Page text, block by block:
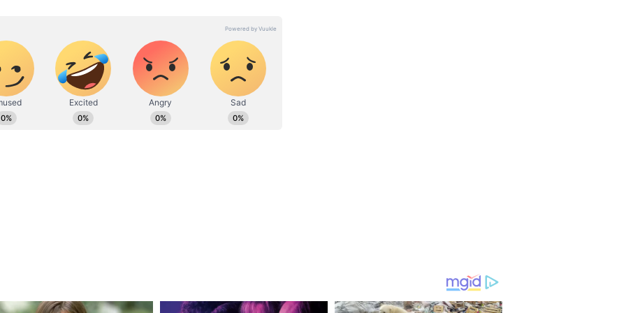
सुपरहिट!
और फ्यूचर-रेडी आईफोन ढूंढ रहे हैं, तो आईफोन 16
चाहिए। इसका 128GB वेरिएंट इस समय ओरिजिनल
₹67,790 में उपलब्ध है। अलग-अलग बैंकों के कार्ड्स पर
इसमें भी 'एप्पल इंटेलिजेंस' का सपोर्ट मिलता है। अगर
अपग्रेड कर रहे हैं, तो क्रैश डिटेक्शन और सैटेलाइट के
नेशनल न्यूज, बिजनेस-टेक और ऑटो, क्राइम और फीचर स्टोरीज में खास
कई पब्लिक रिपोर्ट्स बनाने का अनुभव।